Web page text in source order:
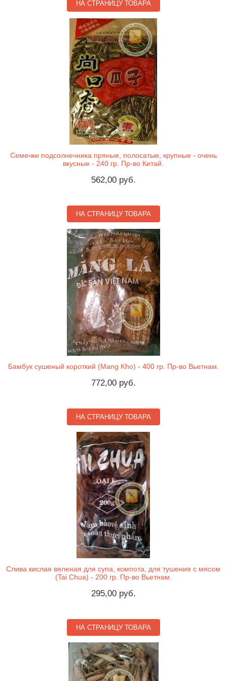
НА СТРАНИЦУ ТОВАРА
Семечки подсолнечника пряные, полосатые, крупные - очень
вкусные - 240 гр. Пр-во Китай.
562,00 руб.
НА СТРАНИЦУ ТОВАРА
Бамбук сушеный короткий (Mang Kho) - 400 гр. Пр-во Вьетнам.
772,00 руб.
НА СТРАНИЦУ ТОВАРА
Слива кислая вяленая для супа, компота, для тушения с мясом
(Tai Chua) - 200 гр. Пр-во Вьетнам.
295,00 руб.
НА СТРАНИЦУ ТОВАРА